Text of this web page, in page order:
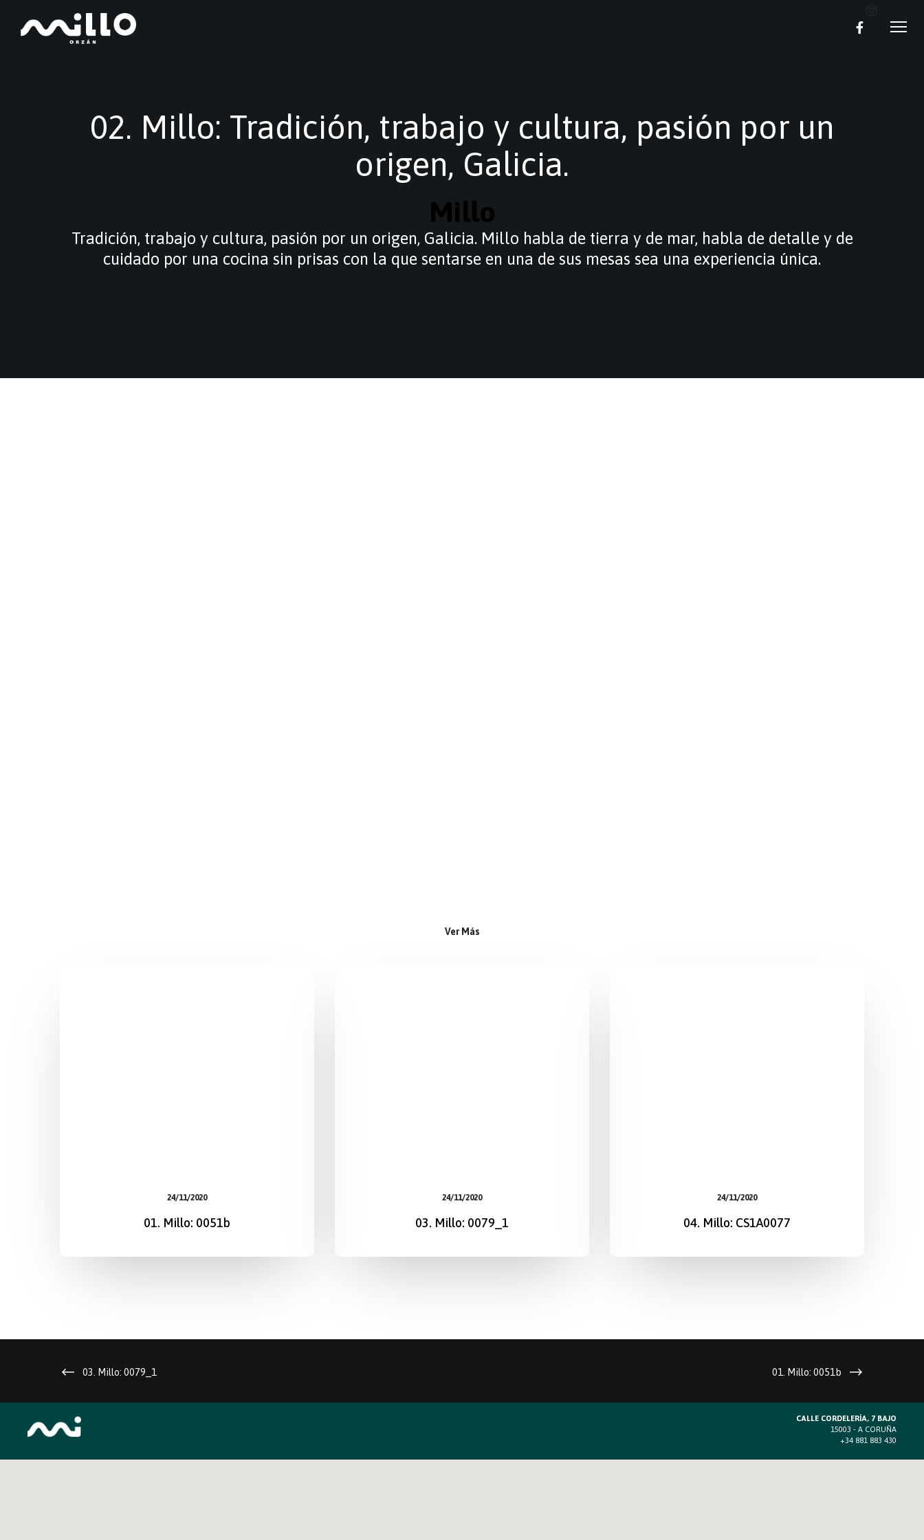
02. Millo: Tradición, trabajo y cultura, pasión por un
origen, Galicia.
Millo
Tradición, trabajo y cultura, pasión por un origen, Galicia. Millo habla de tierra y de mar, habla de detalle y de
cuidado por una cocina sin prisas con la que sentarse en una de sus mesas sea una experiencia única.
Ver Más
24/11/2020
01. Millo: 0051b
24/11/2020
03. Millo: 0079_1
24/11/2020
04. Millo: CS1A0077
03. Millo: 0079_1 01. Millo: 0051b
CALLE CORDELERÍA, 7 BAJO
15003 - A CORUÑA
+34 881 883 430